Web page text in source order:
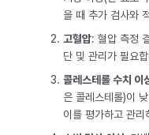
을 때 추가 검사와
고혈압: 혈압 측정
단 및 관리가 필요
콜레스테롤 수치 이
은 콜레스테롤)이
이를 평가하고 관